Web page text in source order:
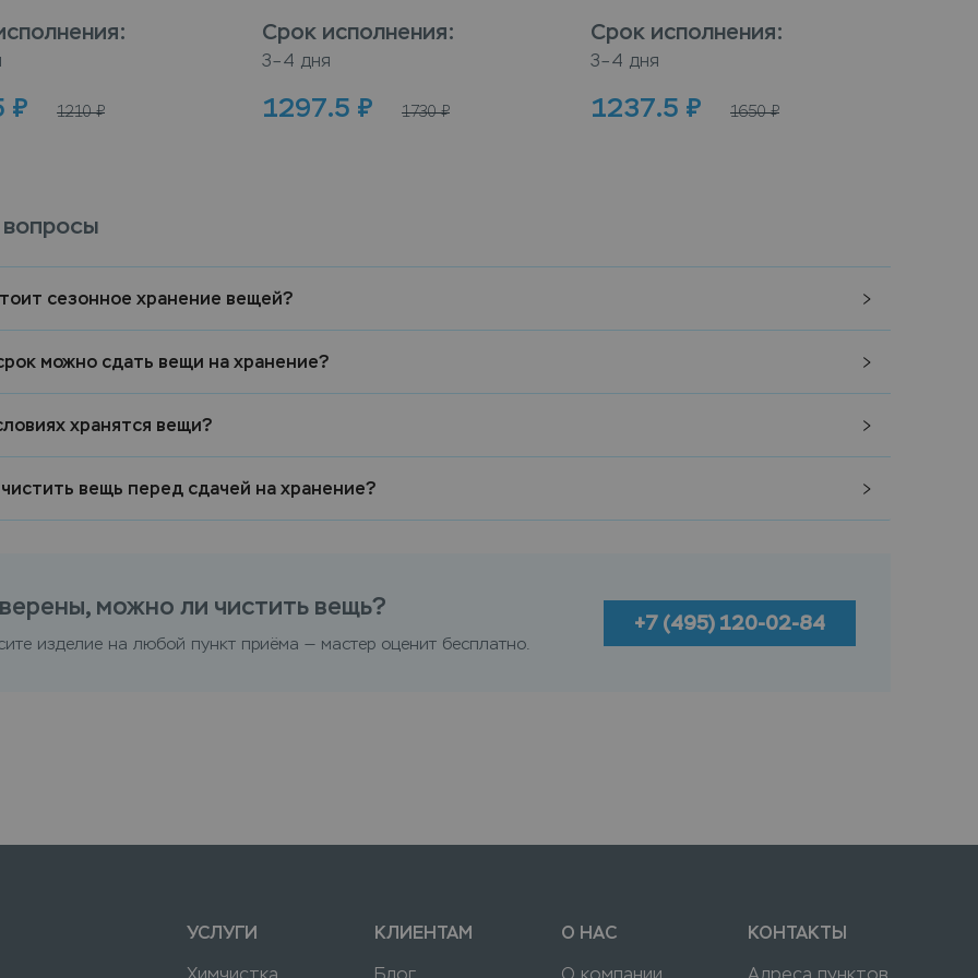
:
₽ 1210 ₽
Срок исполнения:
3–4 дня
1297.5 ₽ 1730 ₽
Срок исполнения:
3–4 дня
1237.5 ₽ 1650 ₽
сезонное хранение вещей?
можно сдать вещи на хранение?
хранятся вещи?
вещь перед сдачей на хранение?
можно ли чистить вещь?
изделие на любой пункт приёма — мастер оценит бесплатно.
+7 (495) 120-02-84
УСЛУГИ
КЛИЕНТАМ
О НАС
КОНТАКТЫ